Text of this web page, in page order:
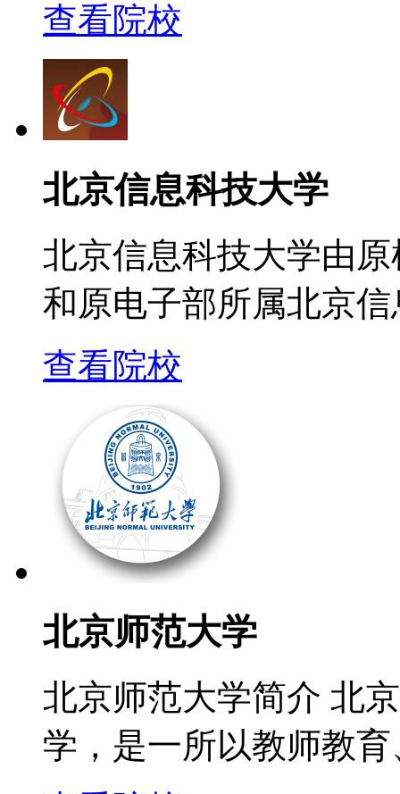
查看院校
北京信息科技大学
北京信息科技大学由
和原电子部所属北京
查看院校
北京师范大学
北京师范大学简介 北
学，是一所以教师教